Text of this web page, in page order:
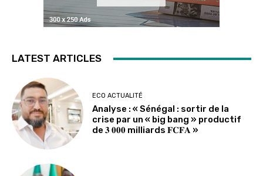
LATEST ARTICLES
ECO ACTUALITÉ
Analyse : « Sénégal : sortir de la
crise par un « big bang » productif
de 𝟑 𝟎𝟎𝟎 milliards 𝐅𝐂𝐅𝐀 »